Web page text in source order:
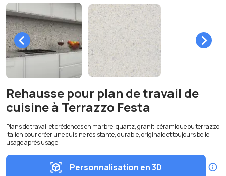
Rehausse pour plan de travail de
cuisine à Terrazzo Festa
Plans de travail et crédences en marbre, quartz, granit, céramique ou terrazzo
italien pour créer une cuisine résistante, durable, originale et toujours belle,
usage après usage.
Personnalisation en 3D